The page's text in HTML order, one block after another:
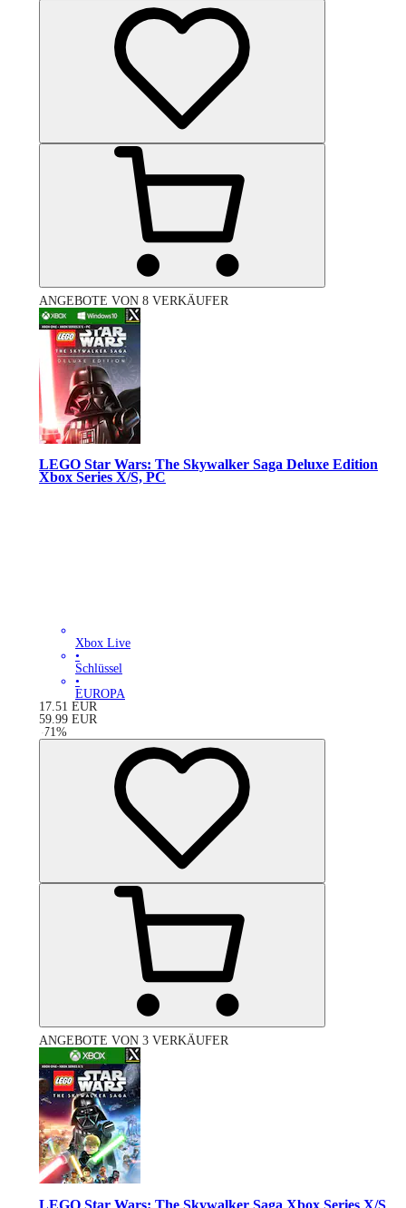
ANGEBOTE VON 8 VERKÄUFER
LEGO Star Wars: The Skywalker Saga Deluxe Edition
Xbox Series X/S, PC
Xbox Live
•
Schlüssel
•
EUROPA
17.51 EUR
59.99 EUR
-71%
ANGEBOTE VON 3 VERKÄUFER